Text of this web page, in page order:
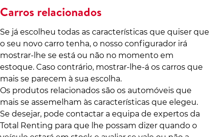
Carros relacionados
Se já escolheu todas as características que quiser que
o seu novo carro tenha, o nosso configurador irá
mostrar-lhe se está ou não no momento em
estoque. Caso contrário, mostrar-lhe-á os carros que
mais se parecem à sua escolha.
Os produtos relacionados são os automóveis que
mais se assemelham às características que elegeu.
Se desejar, pode contactar a equipa de expertos da
Total Renting para que lhe possam dizer quando o